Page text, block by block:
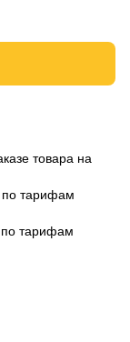
товара на
по тарифам
по тарифам